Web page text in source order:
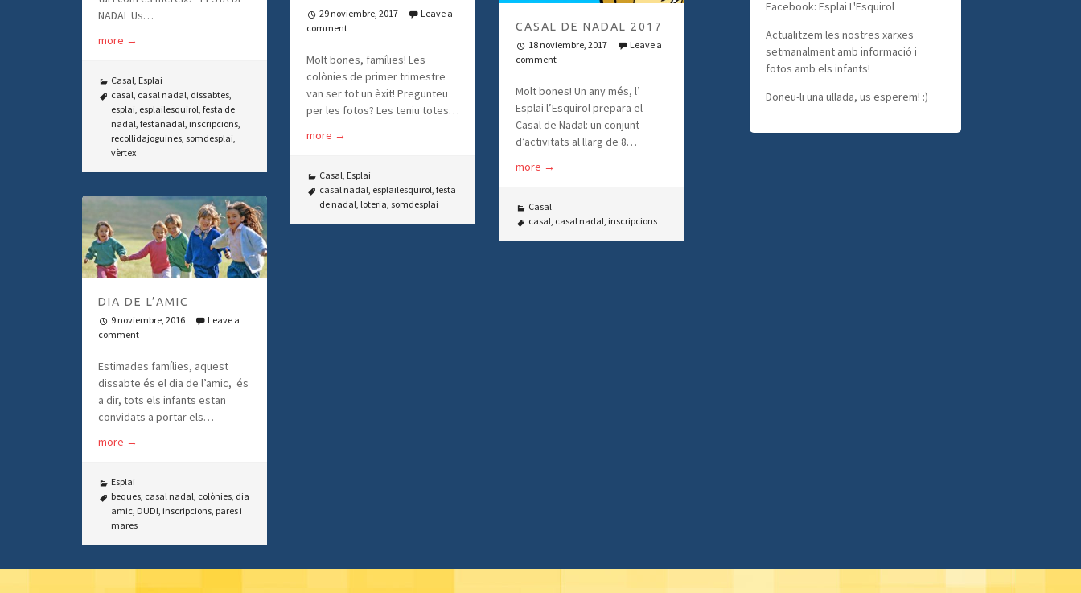
NADAL Us…
more →
Casal Esplai
casal casal nadal dissabtes
esplai esplailesquirol festa de
nadal festanadal inscripcions
recollidajoguines somdesplai
vèrtex
29 noviembre, 2017
Leave a
comment
Molt bones, famílies! Les
colònies de primer trimestre
van ser tot un èxit! Pregunteu
per les fotos? Les teniu totes…
more →
Casal Esplai
casal nadal esplailesquirol festa
de nadal loteria somdesplai
CASAL DE NADAL 2017
18 noviembre, 2017
Leave a
comment
Molt bones! Un any més, l’
Esplai l’Esquirol prepara el
Casal de Nadal: un conjunt
d’activitats al llarg de 8…
more →
Casal
casal casal nadal inscripcions
DIA DE L’AMIC
9 noviembre, 2016
Leave a
comment
Estimades famílies, aquest
dissabte és el dia de l’amic, és
a dir, tots els infants estan
convidats a portar els…
more →
Esplai
beques casal nadal colònies dia
amic DUDI inscripcions pares i
mares
Facebook: Esplai L'Esquirol
Actualitzem les nostres xarxes
setmanalment amb informació i
fotos amb els infants!
Doneu-li una ullada, us esperem! :)